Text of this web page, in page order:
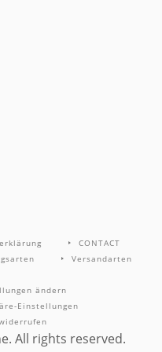
CONTACT
Versandarten
ändern
Einstellungen
All rights reserved.